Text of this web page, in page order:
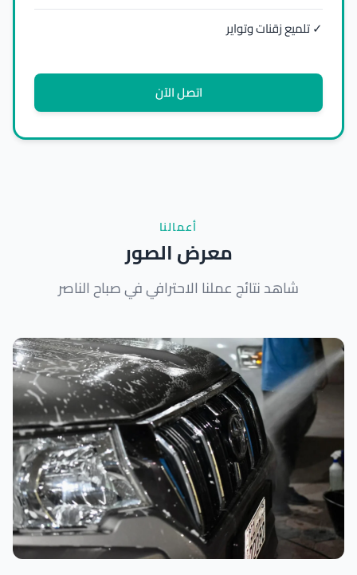
✓ تلميع زقنات وتواير
اتصل الآن
أعمالنا
معرض الصور
شاهد نتائج عملنا الاحترافي في صباح الناصر